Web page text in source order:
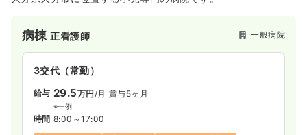
気になる 詳細を見る
病棟正看護師 一般病院
3交代（常勤）
給与 29.5万円 /月 賞与5ヶ月
※一例
時間 8:00～17:00